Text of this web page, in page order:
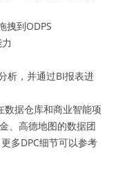
到ODPS
，并通过BI报表进
据仓库和商业智能项
、高德地图的数据团
多DPC细节可以参考